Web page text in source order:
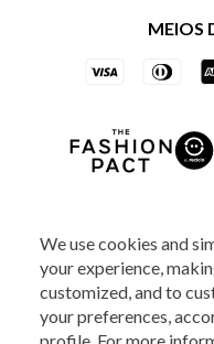
We use cookies and
your experience,
customized, and to
your preferences,
Trocas e Devoluções
Vai de Visa
Azul Fidelidade
MEIOS